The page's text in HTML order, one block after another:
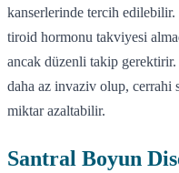
kanserlerinde tercih edilebilir.
tiroid hormonu takviyesi
ancak düzenli takip
daha az invaziv olup, cerrahi
miktar azaltabilir.
Santral Boyun